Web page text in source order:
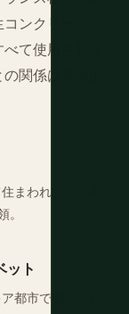
ンクリート、
て使用されて
関係は抽象的
まわれている都
ット
都市で開発され